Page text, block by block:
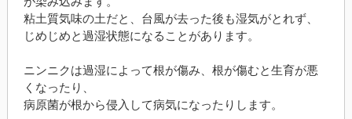
粘土質気味の土だと、台風が去った後も湿気がとれず、
じめじめと過湿状態になることがあります。
ニンニクは過湿によって根が傷み、根が傷むと生育が悪
くなったり、
病原菌が根から侵入して病気になったりします。